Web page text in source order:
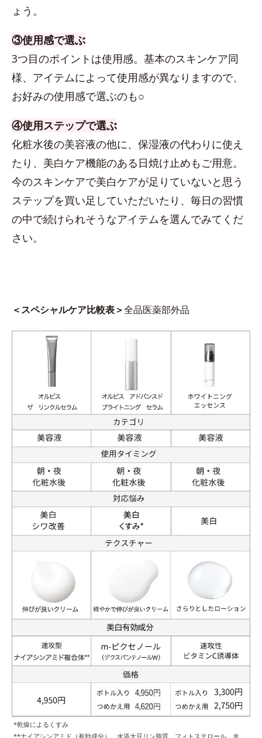
ょう。
③使用感で選ぶ
3つ目のポイントは使用感。基本のスキンケア同
様、アイテムによって使用感が異なりますので、
お好みの使用感で選ぶのも○
④使用ステップで選ぶ
化粧水後の美容液の他に、保湿液の代わりに使え
たり、美白ケア機能のある日焼け止めもご用意。
今のスキンケアで美白ケアが足りていないと思う
ステップを買い足していただいたり、毎日の習慣
の中で続けられそうなアイテムを選んでみてくだ
さい。
＜スペシャルケア比較表＞全品医薬部外品
*乾燥によるくすみ
**ナイアシンアミド（有効成分）、水添大豆リン脂質、フィトステロール、水